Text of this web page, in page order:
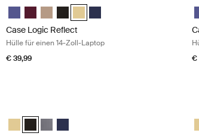
Case Logic Reflect 14" Laptop Sleeve Intensives
Case Logic Reflect 14" Laptop Sleeve
Case Logic Reflect 14" Laptop Sleeve
Case Logic Reflect 14" Laptop
Case Logic Reflect 14" Laptop
Case Logic Reflect 14"
Case Logic Reflect
Hülle für einen 14-Zoll-Laptop
€ 39,99
€
Case Logic Reflect 13" Laptop Sleeve Horizontgelb
Case Logic Reflect 13" Laptop Sleeve
Case Logic Reflect 13" Laptop Sleeve
Case Logic Reflect 13" Laptop Sleeve